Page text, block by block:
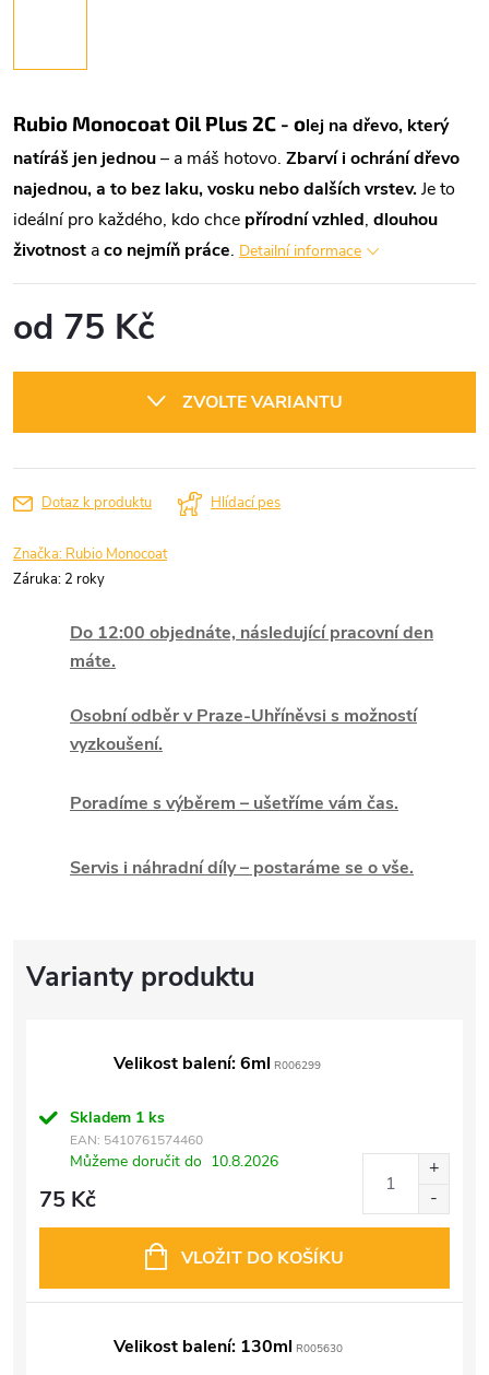
Rubio Monocoat Oil Plus 2C - olej na dřevo, který
natíráš jen jednou– a máš hotovo. Zbarví i ochrání dřevo
najednou, a to bez laku, vosku nebo dalších vrstev.Je to
ideální pro každého, kdo chce přírodní vzhled, dlouhou
životnost aco nejmíň práce. Detailní informace
od 75 Kč
ZVOLTE VARIANTU
Dotaz k produktu Hlídací pes
Značka: Rubio Monocoat
Záruka: 2 roky
Do 12:00 objednáte, následující pracovní den
máte.
Osobní odběr v Praze-Uhříněvsi s možností
vyzkoušení.
Poradíme s výběrem – ušetříme vám čas.
Servis i náhradní díly – postaráme se o vše.
Velikost balení: 6ml R006299
Skladem 1 ks
EAN: 5410761574460
Můžeme doručit do 10.8.2026
75 Kč
VLOŽIT DO KOŠÍKU
Velikost balení: 130ml R005630